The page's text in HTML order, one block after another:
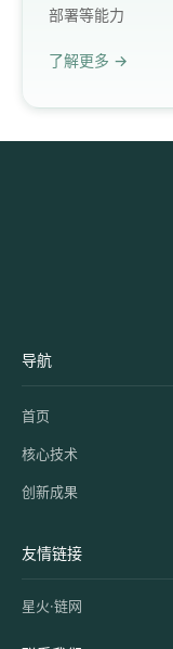
部署等能力
了解更多 →
导航
首页
核心技术
创新成果
友情链接
星火·链网